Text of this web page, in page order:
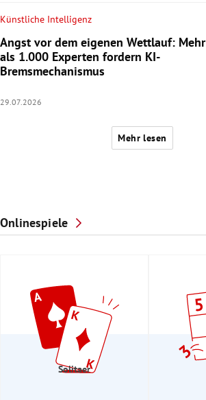
Künstliche Intelligenz
Angst vor dem eigenen Wettlauf: Mehr
als 1.000 Experten fordern KI-
Bremsmechanismus
29.07.2026
Mehr lesen
Onlinespiele
Solitaer